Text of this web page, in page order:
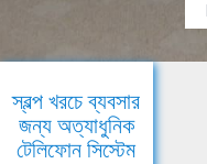
স্বল্প খরচে ব্যবসার
জন্য অত্যাধুনিক
টেলিফোন সিস্টেম